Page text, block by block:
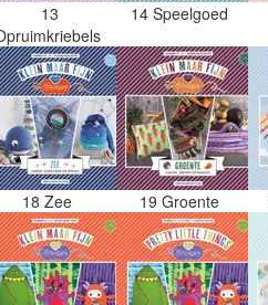
13
14 Speelgoed
18 Zee 19 Groente